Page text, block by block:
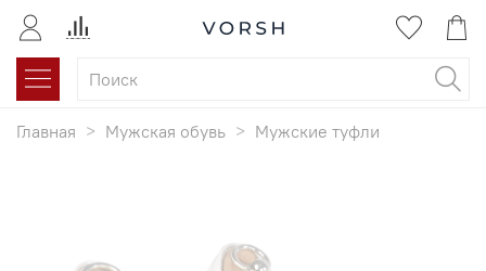
Главная Мужская обувь Мужские туфли